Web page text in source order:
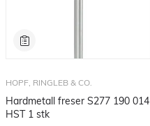
HOPF, RINGLEB & CO.
Hardmetall freser S277 190 014
HST 1 stk